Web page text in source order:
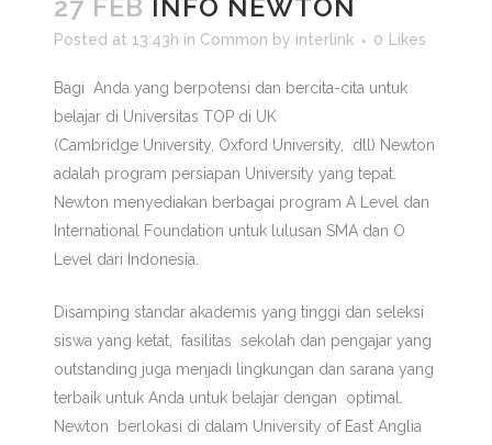
27 FEB INFO NEWTON
Posted at 13:43h in Common by interlink 0 Likes
Bagi Anda yang berpotensi dan bercita-cita untuk
belajar di Universitas TOP di UK
(Cambridge University, Oxford University, dll) Newton
adalah program persiapan University yang tepat.
Newton menyediakan berbagai program A Level dan
International Foundation untuk lulusan SMA dan O
Level dari Indonesia.
Disamping standar akademis yang tinggi dan seleksi
siswa yang ketat, fasilitas sekolah dan pengajar yang
outstanding juga menjadi lingkungan dan sarana yang
terbaik untuk Anda untuk belajar dengan optimal.
Newton berlokasi di dalam University of East Anglia